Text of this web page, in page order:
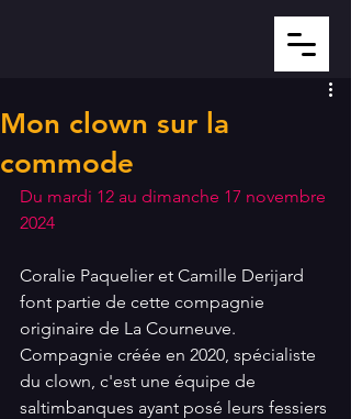
Mon clown sur la
commode
Du mardi 12 au dimanche 17 novembre
2024
Coralie Paquelier et Camille Derijard
font partie de cette compagnie
originaire de La Courneuve.
Compagnie créée en 2020, spécialiste
du clown, c'est une équipe de
saltimbanques ayant posé leurs fessiers